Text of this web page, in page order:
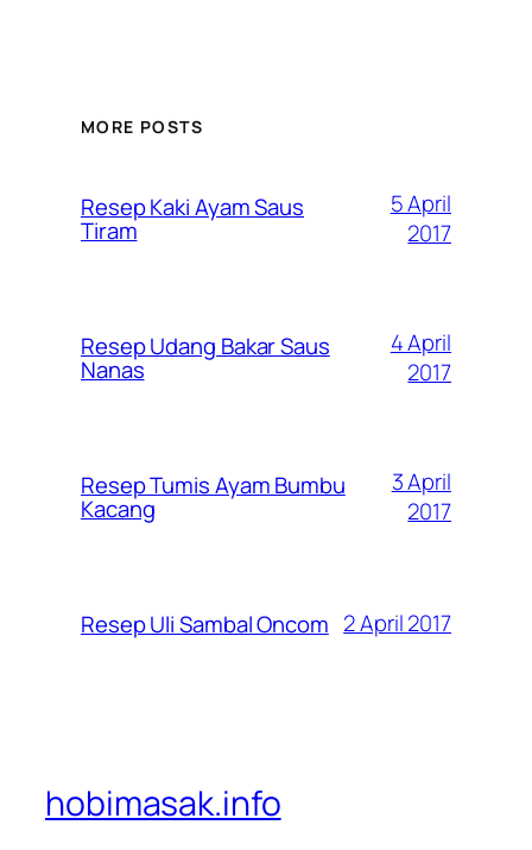
MORE POSTS
Resep Kaki Ayam Saus
Tiram
5 April
2017
Resep Udang Bakar Saus
Nanas
4 April
2017
Resep Tumis Ayam Bumbu
Kacang
3 April
2017
Resep Uli Sambal Oncom 2 April 2017
hobimasak.info